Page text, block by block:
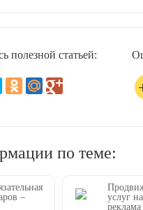
полезной статьей:
по теме:
–
услуг